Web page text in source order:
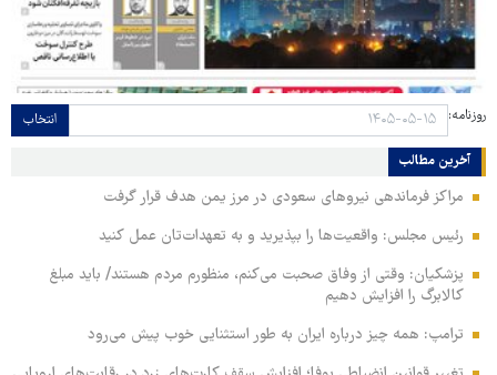
روزنامه: انتخاب
آخرین مطالب
مراکز فرماندهی نیروهای سعودی در مرز یمن هدف قرار گرفت
رئیس مجلس: واقعیت‌ها را بپذیرید و به تعهدات‌تان عمل کنید
پزشکیان: وقتی از وفاق صحبت می‌کنم، منظورم مردم هستند/ باید مبلغ
کالابرگ را افزایش دهیم
ترامپ: همه چیز درباره ایران به طور استثنایی خوب پیش می‌رود